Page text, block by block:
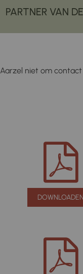
PARTNER VAN
Aarzel niet om
DOWNLOADEN